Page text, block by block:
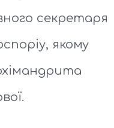
секретаря
якому